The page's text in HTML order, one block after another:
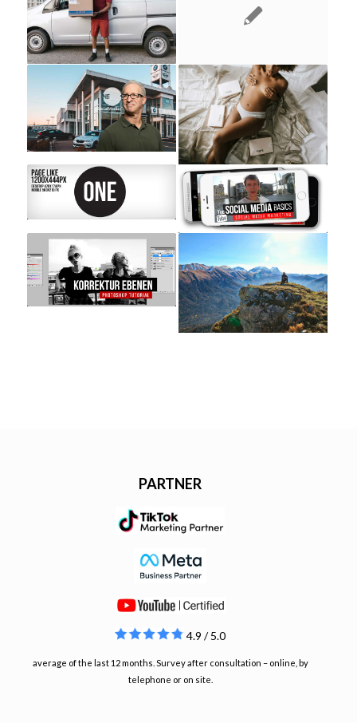
PARTNER
4.9 / 5.0
average of the last 12 months. Survey after consultation – online, by
telephone or on site.